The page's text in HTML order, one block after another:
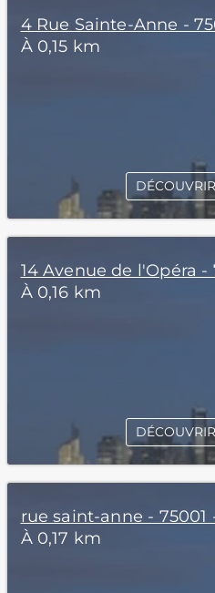
4 Rue Sainte-Anne -
À 0,15 km
14 Avenue de l'Opéra -
À 0,16 km
rue saint-anne - 75001
À 0,17 km